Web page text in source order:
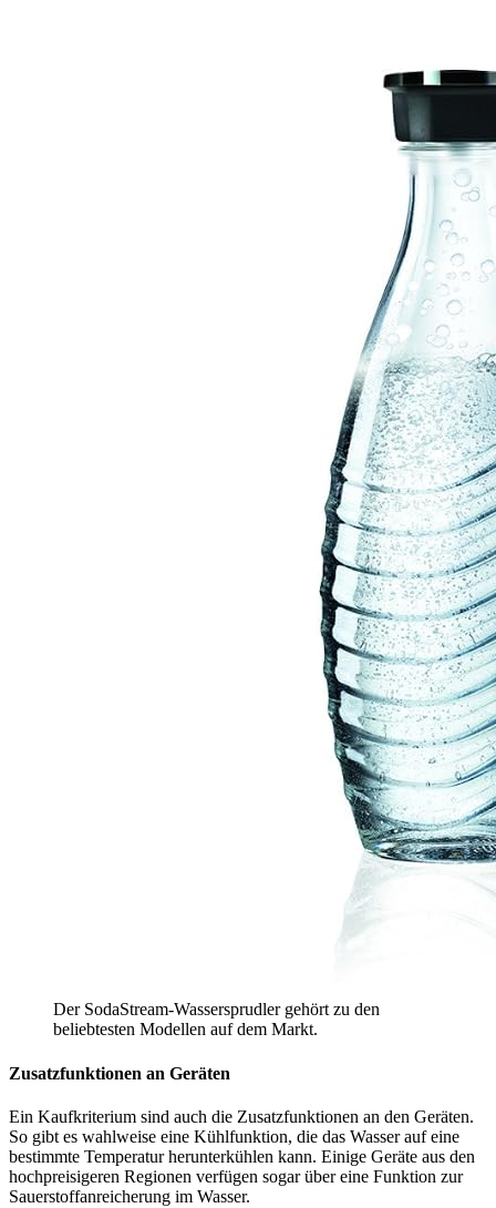
Der SodaStream-Wassersprudler gehört zu den
beliebtesten Modellen auf dem Markt.
Zusatzfunktionen an Geräten
Ein Kaufkriterium sind auch die Zusatzfunktionen an den Geräten.
So gibt es wahlweise eine Kühlfunktion, die das Wasser auf eine
bestimmte Temperatur herunterkühlen kann. Einige Geräte aus den
hochpreisigeren Regionen verfügen sogar über eine Funktion zur
Sauerstoffanreicherung im Wasser.